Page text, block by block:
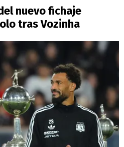
nuevo fichaje
tras Vozinha